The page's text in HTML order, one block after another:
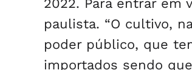
2022. Para entrar em
paulista. “O cultivo,
poder público, que
importados sendo